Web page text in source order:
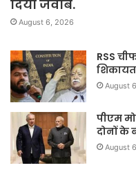
दिया जवाब.
August 6, 2026
RSS
शिकायत
August
पीएम
दोनों के
August